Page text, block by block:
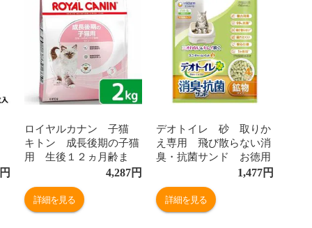
円
ロイヤルカナン 子猫
キトン 成長後期の子猫
用 生後１２ヵ月齢ま
で ２ｋｇ ジップ付
キャットフード ドライ
関東当日便
4,287円
詳細を見る
デオトイレ 砂 取りか
え専用 飛び散らない消
臭・抗菌サンド お徳用
４Ｌ 猫砂 お一人様４
点限り 関東当日便
1,477円
詳細を見る